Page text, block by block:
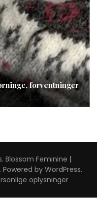
forventninger
. Blossom Feminine |
. Powered by WordPress.
oplysninger